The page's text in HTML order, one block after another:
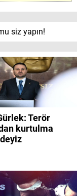
siz yapın!
Terör
kurtulma